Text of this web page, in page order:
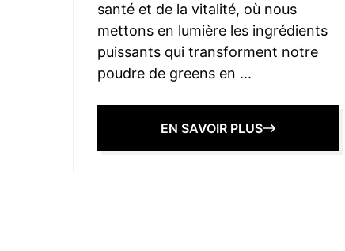
santé et de la vitalité, où nous
mettons en lumière les ingrédients
puissants qui transforment notre
poudre de greens en ...
EN SAVOIR PLUS